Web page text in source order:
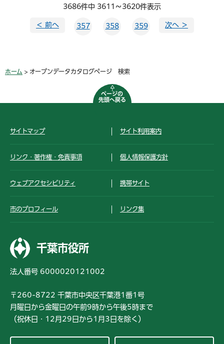
3686件中 3611～3620件表示
＜ 前へ 357 358 359 次へ ＞
ホーム > オープンデータカタログページ 検索
ページの
先頭へ戻る
サイトマップ サイト利用案内
リンク・著作権・免責事項 個人情報保護方針
ウェブアクセシビリティ 携帯サイト
市のプロフィール リンク集
千葉市役所
法人番号 6000020121002
〒260-8722 千葉市中央区千葉港1番1号
月曜日から金曜日の午前9時から午後5時まで
（祝休日・12月29日から1月3日を除く）